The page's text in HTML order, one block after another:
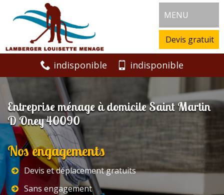
MENU
Devis gratuit
indisponible indisponible
Entreprise ménage à domicile Saint Martin
D Oney 40090
Nos engagements
Devis et déplacement gratuits
Sans engagement